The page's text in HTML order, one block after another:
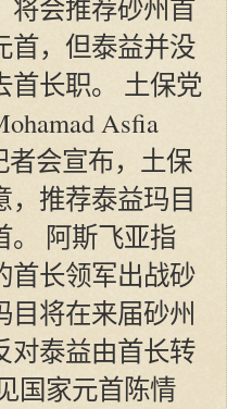
将会推荐砂州首
首，但泰益并没
首长职。 土保党
Asfia
者会宣布，土保
，推荐泰益玛目
。 阿斯飞亚指
首长领军出战砂
目将在来届砂州
对泰益由首长转
国家元首陈情